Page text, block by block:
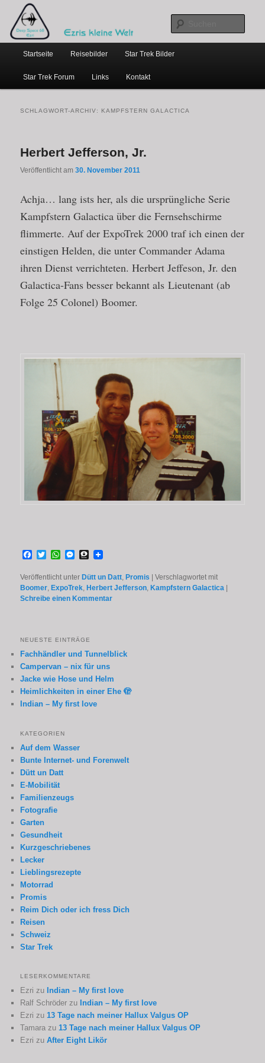
primären
Inhalt
springen
sekundären
Inhalt
springen
Ezris kleine Welt
…weil bloggen so schick ist
Hauptmenü
Startseite Reisebilder Star Trek Bilder
Star Trek Forum Links Kontakt
SCHLAGWORT-ARCHIV: KAMPFSTERN GALACTICA
Herbert Jefferson, Jr.
Veröffentlicht am30. November 2011
Achja… lang ists her, als die ursprüngliche Serie
Kampfstern Galactica über die Fernsehschirme
flimmerte. Auf der ExpoTrek 2000 traf ich einen der
einstigen Helden, die unter Commander Adama
ihren Dienst verrichteten. Herbert Jeffeson, Jr. den
Galactica-Fans besser bekannt als Lieutenant (ab
Folge 25 Colonel) Boomer.
Facebook
TwitterWhatsApp
Messenger
Threema
Veröffentlicht unter Dütt un Datt ,Promis |Verschlagwortet mit
Boomer ,ExpoTrek ,Herbert Jefferson ,Kampfstern Galactica |
Schreibe einen Kommentar
NEUESTE EINTRÄGE
Fachhändler und Tunnelblick
Campervan – nix für uns
Jacke wie Hose und Helm
Heimlichkeiten in einer Ehe 🫣
Indian – My first love
KATEGORIEN
Auf dem Wasser
Bunte Internet- und Forenwelt
Dütt un Datt
E-Mobilität
Familienzeugs
Fotografie
Garten
Gesundheit
Kurzgeschriebenes
Lecker
Lieblingsrezepte
Motorrad
Promis
Reim Dich oder ich fress Dich
Reisen
Schweiz
Star Trek
LESERKOMMENTARE
Ezri zu Indian – My first love
Ralf Schröder zu Indian – My first love
Ezri zu13 Tage nach meiner Hallux Valgus OP
Tamara zu13 Tage nach meiner Hallux Valgus OP
Ezri zuAfter Eight Likör